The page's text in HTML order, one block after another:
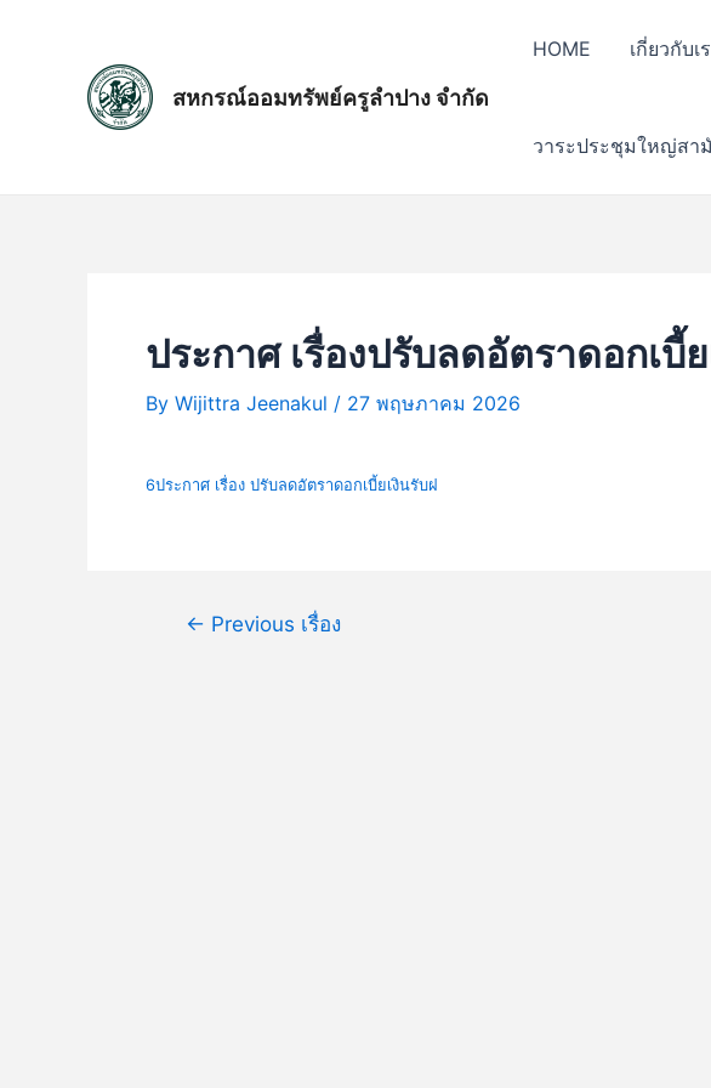
สหกรณ์ออมทรัพย์ครูลำปาง จำกัด
HOME เกี่ยวกับเ
วาระประชุมใหญ่สา
ประกาศ เรื่องปรับลดอัตราดอกเ
By Wijittra Jeenakul / 27 พฤษภาคม 2026
6ประกาศ เรื่อง ปรับลดอัตราดอกเบี้ยเงินรับฝ
← Previous เรื่อง